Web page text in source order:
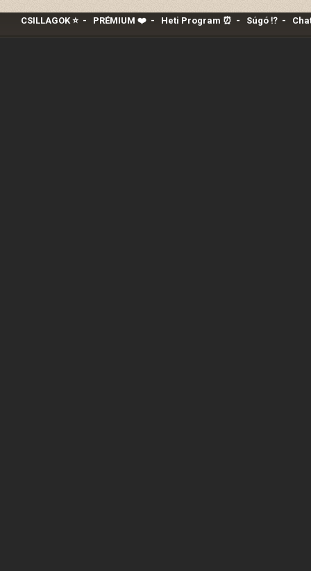
CSILLAGOK ⭐- PRÉMIUM ❤️‍- Heti Program ⏰ - Súgó ⁉️-